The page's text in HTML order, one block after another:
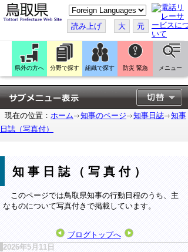
こ
の
ペ
ー
ジ
翻
訳
す
る
読み上げ 大 元
県外の方へ 分野で探す 組織で探す 防災 緊急 メニュー
現在の位置： ホーム 知事のページ 知事日誌
知事
日誌（写真付）
知事日誌（写真付）
このページでは鳥取県知事の行動日程のうち、主
なものについて写真付きで掲載しています。
ブログトップへ
2026年5月11日